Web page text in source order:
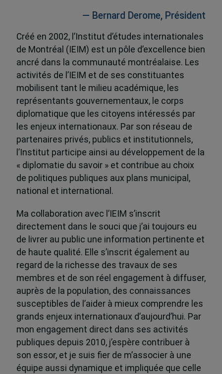
— Bernard Derome, Président
Créé en 2002, l’Institut d’études internationales
de Montréal (IEIM) est un pôle d’excellence bien
ancré dans la communauté montréalaise. Les
activités de l’IEIM et de ses constituantes
mobilisent tant le milieu académique, les
représentants gouvernementaux, le corps
diplomatique que les citoyens intéressés par
les enjeux internationaux. Par son réseau de
partenaires privés, publics et institutionnels,
l’Institut participe ainsi au développement de la
« diplomatie du savoir » et contribue au choix
de politiques publiques aux plans municipal,
national et international.
Ma collaboration avec l’IEIM s’inscrit
directement dans le souci que j’ai toujours eu
de livrer au public une information pertinente et
de haute qualité. Elle s’inscrit également au
regard de la richesse des travaux de ses
membres et de son réel engagement à diffuser,
auprès de la population, des connaissances
susceptibles de l’aider à mieux comprendre les
grands enjeux internationaux d’aujourd’hui. Par
mon engagement direct dans ses activités
publiques depuis 2010, j’espère contribuer à
son essor, et je suis fier de m’associer à une
équipe aussi dynamique et impliquée que celle